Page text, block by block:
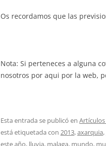
Os recordamos que las
Nota: Si perteneces a alguna
nosotros por aqui por la web,
Esta entrada se publicó en
está etiquetada con 2013,axarquia,
este año, lluvia, malaga, mundo,